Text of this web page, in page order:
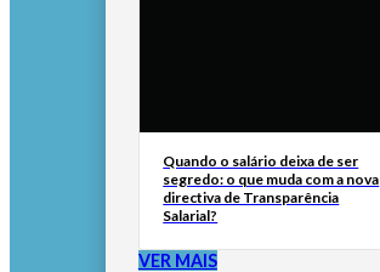
Quando o salário deixa de ser
segredo: o que muda com a nova
directiva de Transparência
Salarial?
VER MAIS